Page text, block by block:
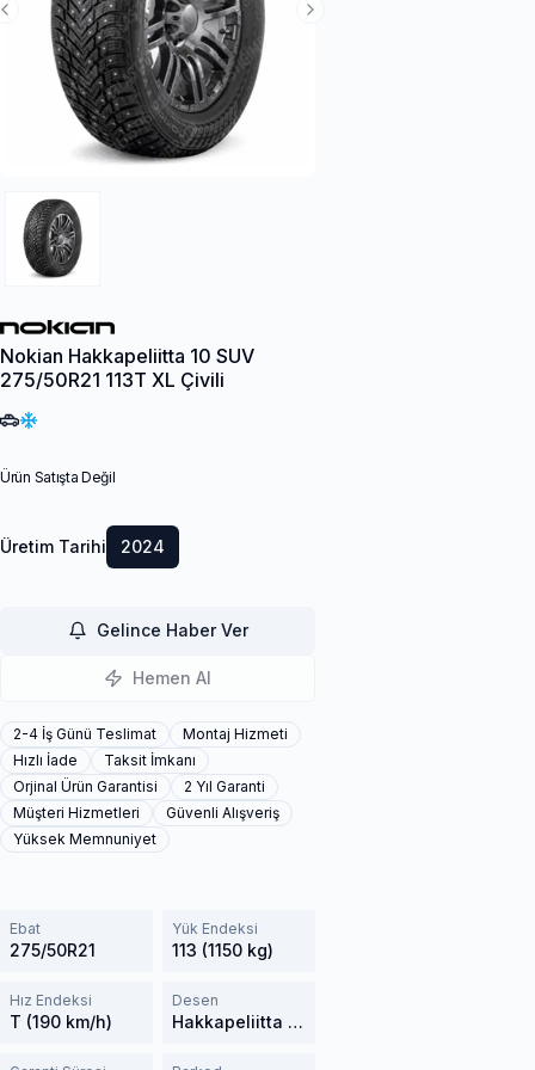
Next Slide
Previous Slide
Nokian Hakkapeliitta 10 SUV
275/50R21 113T XL Çivili
Ürün Satışta Değil
Üretim Tarihi 2024
Gelince Haber Ver
Hemen Al
2-4 İş Günü Teslimat
Montaj Hizmeti
Hızlı İade
Taksit İmkanı
Orjinal Ürün Garantisi
2 Yıl Garanti
Müşteri Hizmetleri
Güvenli Alışveriş
Yüksek Memnuniyet
Ebat
275/50R21
Yük Endeksi
113 (1150 kg)
Hız Endeksi
T (190 km/h)
Desen
Hakkapeliitta 10 SUV